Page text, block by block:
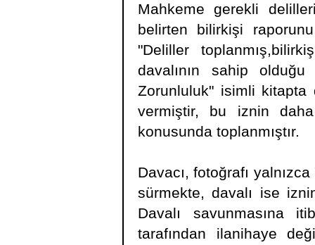
Mahkeme gerekli
belirten bilirkişi
"Deliller
davalının sahip
Zorunluluk" isimli kitapta
vermiştir, bu iznin daha
konusunda toplanmıştır.
Davacı, fotoğrafı
sürmekte, davalı ise
Davalı savunmasına
tarafından ilanihaye